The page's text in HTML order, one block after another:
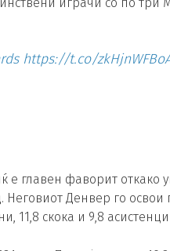
https://t.co/
е главен фаворит откако
Денвер го освои
11,8 скока и 9,8